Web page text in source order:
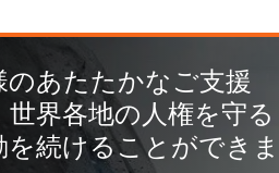
のあたたかなご支援
世界各地の人権を守る
を続けることができま